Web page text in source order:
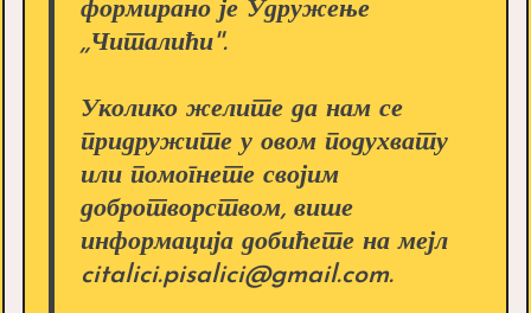
формирано је Удружење
,,Читалићи''.
Уколико желите да нам се
придружите у овом подухвату
или помогнете својим
добротворством, више
информација добићете на мејл
citalici.pisalici@gmail.com.